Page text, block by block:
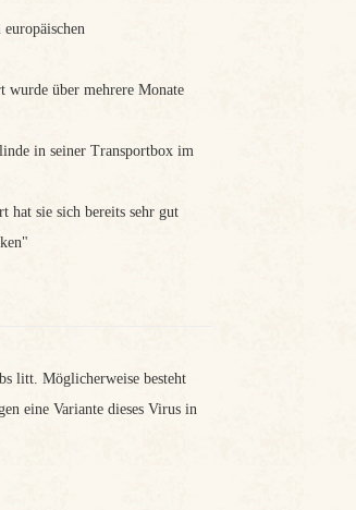
wurde über mehrere Monate
in seiner Transportbox im
hat sie sich bereits sehr gut
litt. Möglicherweise besteht
eine Variante dieses Virus in